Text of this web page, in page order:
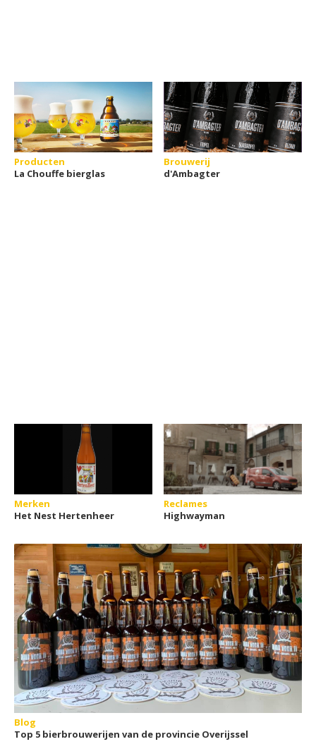
Producten
La Chouffe bierglas
Brouwerij
d'Ambagter
Merken
Het Nest Hertenheer
Reclames
Highwayman
Blog
Top 5 bierbrouwerijen van de provincie Overijssel